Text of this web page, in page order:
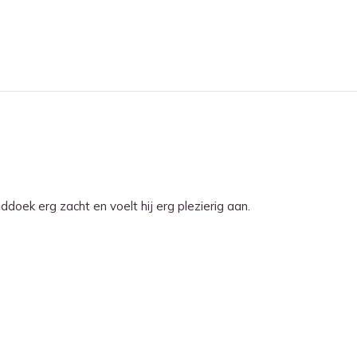
erg zacht en voelt hij erg plezierig aan.